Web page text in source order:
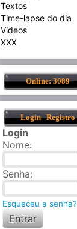
Textos
Time-lapse do dia
Videos
XXX
Online: 3089
Login Registro
Login
Nome:
Senha:
Esqueceu a senha?